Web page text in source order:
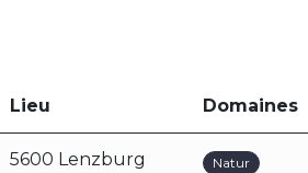
Lieu Domaines
5600 Lenzburg Natur